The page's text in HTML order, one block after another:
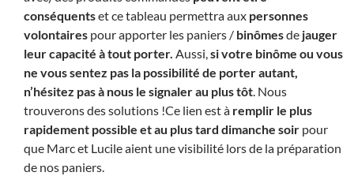
conséquentset ce tableau permettra aux personnes
volontaires pour apporter les paniers / binômesde jauger
leur capacité à tout porter. Aussi,si votre binôme ou vous
ne vous sentez pas la possibilité de porter autant,
n’hésitez pas à nous le signaler au plus tôt. Nous
trouverons des solutions !Ce lien est à remplir le plus
rapidement possible et au plus tard dimanche soir pour
que Marc et Lucile aient une visibilité lors de la préparation
de nos paniers.